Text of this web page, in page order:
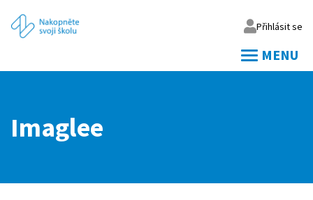
Přihlásit se
Přihlásit
MENU
Imaglee